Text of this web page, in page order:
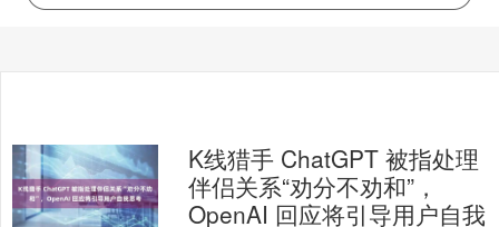
K线猎手 ChatGPT 被指处理
伴侣关系“劝分不劝和”，
OpenAI 回应将引导用户自我